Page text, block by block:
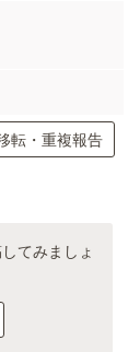
転・重複報告
てみましょ